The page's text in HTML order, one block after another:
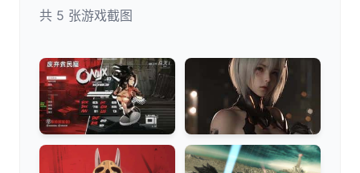
共 5 张游戏截图